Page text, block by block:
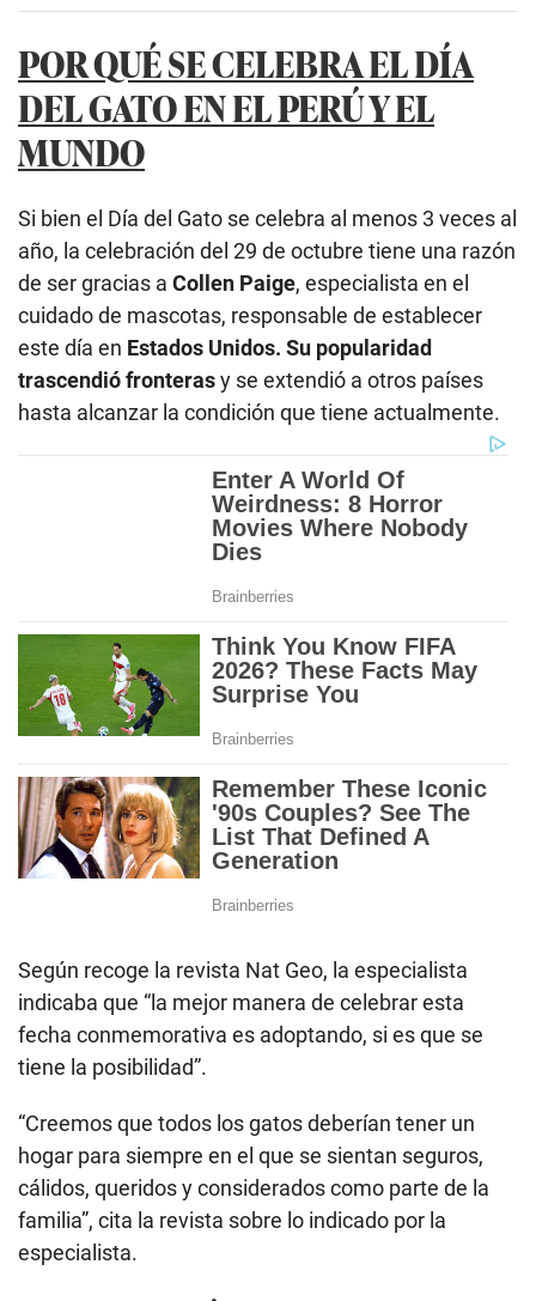
POR QUÉ SE CELEBRA EL DÍA
DEL GATO EN EL PERÚ Y EL
MUNDO
Si bien el Día del Gato se celebra al menos 3 veces al
año, la celebración del 29 de octubre tiene una razón
de ser gracias a Collen Paige, especialista en el
cuidado de mascotas, responsable de establecer
este día en Estados Unidos. Su popularidad
trascendió fronterasy se extendió a otros países
hasta alcanzar la condición que tiene actualmente.
Según recoge la revista Nat Geo, la especialista
indicaba que “la mejor manera de celebrar esta
fecha conmemorativa es adoptando, si es que se
tiene la posibilidad”.
“Creemos que todos los gatos deberían tener un
hogar para siempre en el que se sientan seguros,
cálidos, queridos y considerados como parte de la
familia”, cita la revista sobre lo indicado por la
especialista.